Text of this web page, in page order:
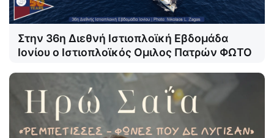
Στην 36η Διεθνή Ιστιοπλοϊκή Εβδομάδα
Ιονίου ο Ιστιοπλοϊκός Ομιλος Πατρών ΦΩΤΟ